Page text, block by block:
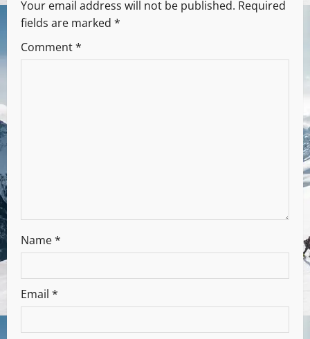
Your email address will not be published. Required
fields are marked *
Comment*
Name*
Email *